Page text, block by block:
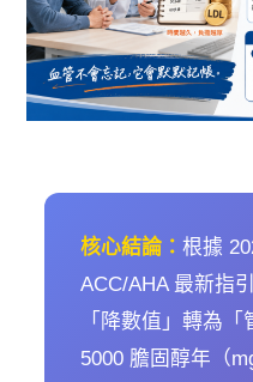
核心結論：根據
ACC/AHA 最新指
「降數值」轉為
5000 膽固醇年（